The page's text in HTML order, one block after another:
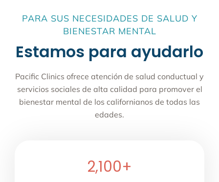
PARA SUS NECESIDADES DE SALUD Y
BIENESTAR MENTAL
Estamos para ayudarlo
Pacific Clinics ofrece atención de salud conductual y
servicios sociales de alta calidad para promover el
bienestar mental de los californianos de todas las
edades.
2,100+